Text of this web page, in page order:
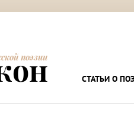
поэзии
СТАТЬИ О